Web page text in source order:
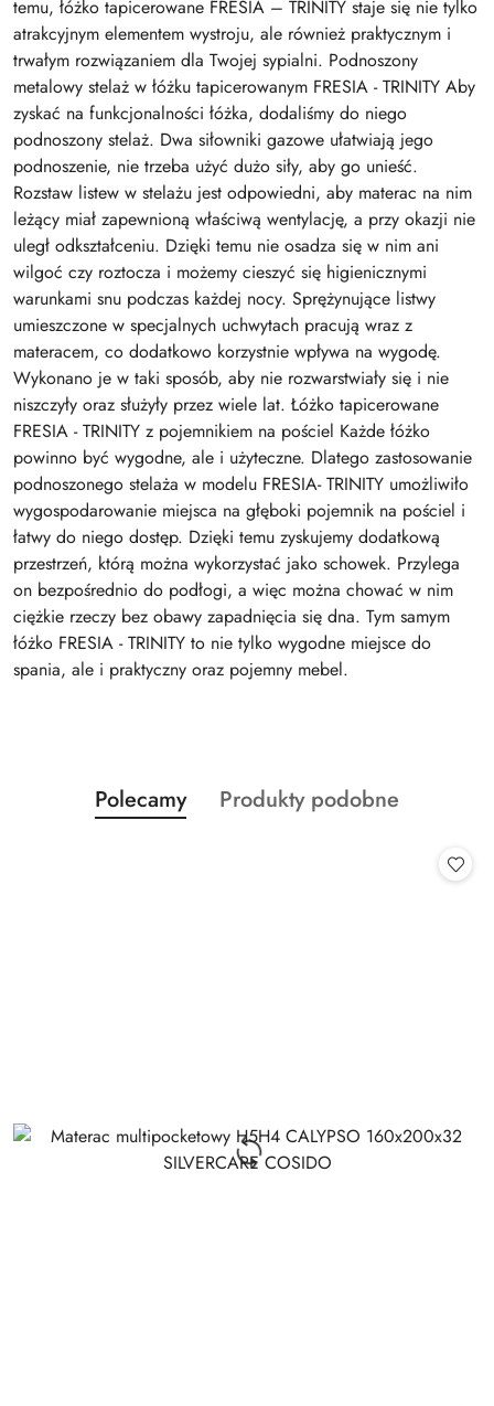
temu, łóżko tapicerowane FRESIA – TRINITY staje się nie tylko
atrakcyjnym elementem wystroju, ale również praktycznym i
trwałym rozwiązaniem dla Twojej sypialni. Podnoszony
metalowy stelaż w łóżku tapicerowanym FRESIA - TRINITY Aby
zyskać na funkcjonalności łóżka, dodaliśmy do niego
podnoszony stelaż. Dwa siłowniki gazowe ułatwiają jego
podnoszenie, nie trzeba użyć dużo siły, aby go unieść.
Rozstaw listew w stelażu jest odpowiedni, aby materac na nim
leżący miał zapewnioną właściwą wentylację, a przy okazji nie
uległ odkształceniu. Dzięki temu nie osadza się w nim ani
wilgoć czy roztocza i możemy cieszyć się higienicznymi
warunkami snu podczas każdej nocy. Sprężynujące listwy
umieszczone w specjalnych uchwytach pracują wraz z
materacem, co dodatkowo korzystnie wpływa na wygodę.
Wykonano je w taki sposób, aby nie rozwarstwiały się i nie
niszczyły oraz służyły przez wiele lat. Łóżko tapicerowane
FRESIA - TRINITY z pojemnikiem na pościel Każde łóżko
powinno być wygodne, ale i użyteczne. Dlatego zastosowanie
podnoszonego stelaża w modelu FRESIA- TRINITY umożliwiło
wygospodarowanie miejsca na głęboki pojemnik na pościel i
łatwy do niego dostęp. Dzięki temu zyskujemy dodatkową
przestrzeń, którą można wykorzystać jako schowek. Przylega
on bezpośrednio do podłogi, a więc można chować w nim
ciężkie rzeczy bez obawy zapadnięcia się dna. Tym samym
łóżko FRESIA - TRINITY to nie tylko wygodne miejsce do
spania, ale i praktyczny oraz pojemny mebel.
Pomiń karuzelę produktów
Produkty
o
Polecamy
Produkty
Produkty podobne